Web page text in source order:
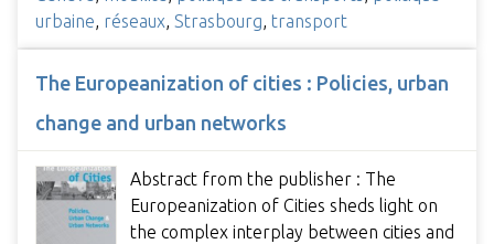
urbaine, réseaux, Strasbourg, transport
The Europeanization of cities : Policies, urban
change and urban networks
Abstract from the publisher : The
Europeanization of Cities sheds light on
the complex interplay between cities and